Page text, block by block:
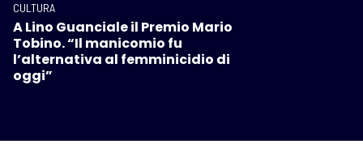
CULTURA
A Lino Guanciale il Premio Mario
Tobino. “Il manicomio fu
l’alternativa al femminicidio di
oggi”